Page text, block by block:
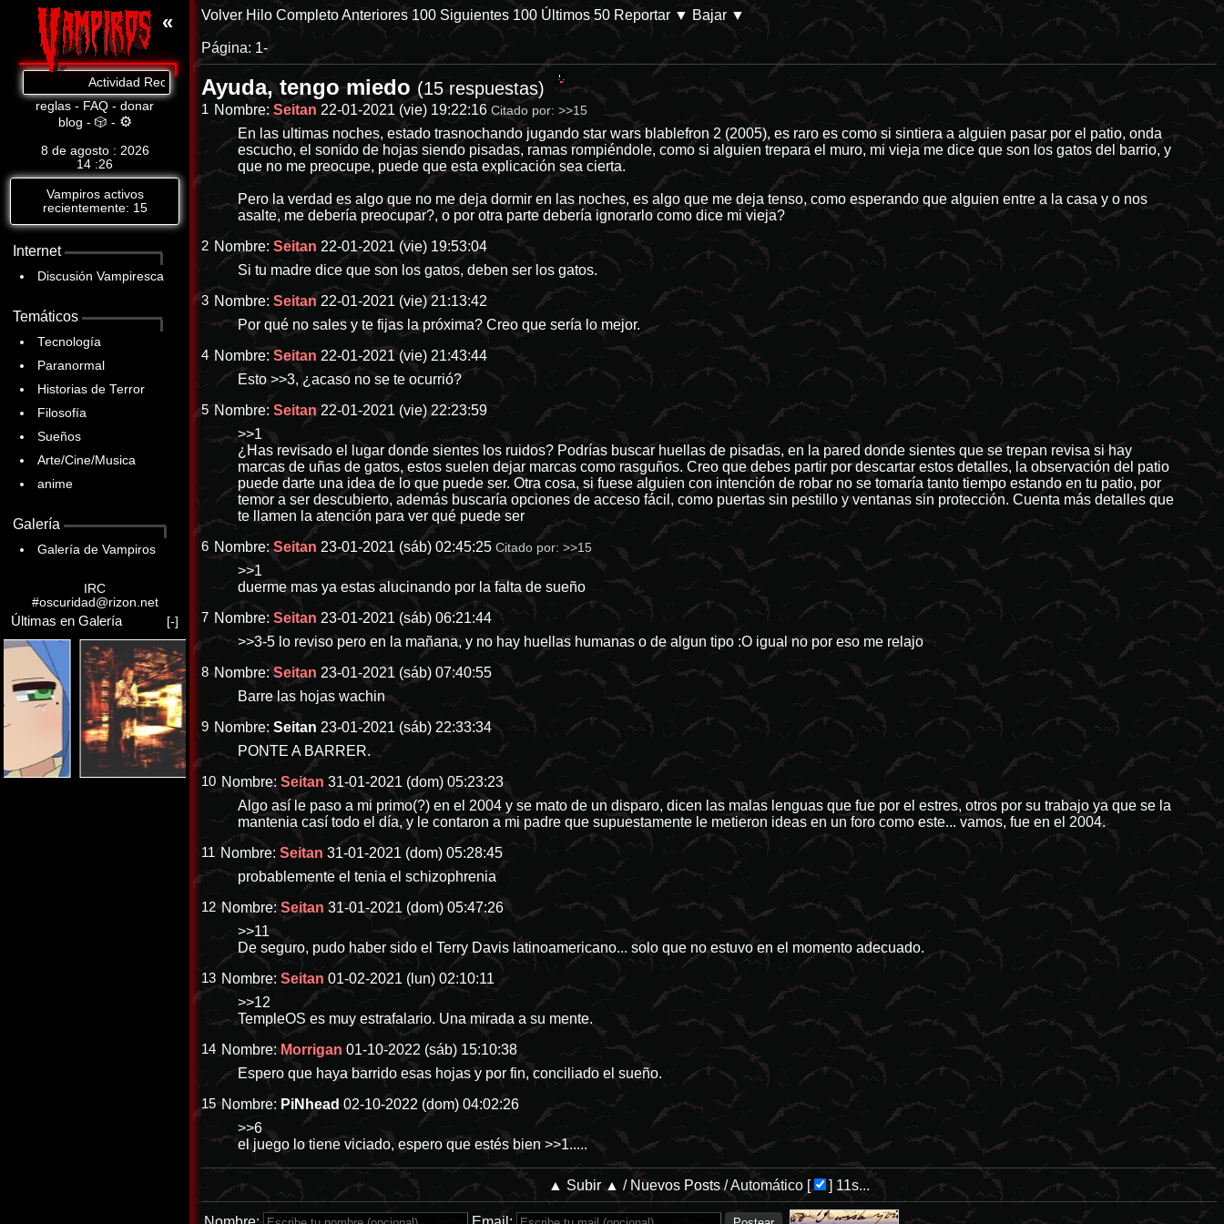
«
Actividad Reciente: Cat.8: https://www.abandomoviez.net/db/p-28144-categoria-8 En Prime Video. Parece que las películas de desastres naturales tienden a ser el idóneo campo de cultivo para
reglas - FAQ - donar
blog - 🎲 - ⚙
8 de agosto : 2026
14 26
Vampiros activos
recientemente: 15
Internet
Discusión Vampiresca
Temáticos
Tecnología
Paranormal
Historias de Terror
Filosofía
Sueños
Arte/Cine/Musica
anime
Galería
Galería de Vampiros
IRC
#oscuridad@rizon.net
Últimas en Galería [-]
Volver Hilo CompletoAnteriores 100 Siguientes 100 Últimos 50 Reportar ▼ Bajar ▼
Página: 1-
Ayuda, tengo miedo (15 respuestas)
1 Nombre:Seitan 22-01-2021 (vie) 19:22:16 Citado por:>>15
En las ultimas noches, estado trasnochando jugando star wars blablefron 2 (2005), es raro es como si sintiera a alguien pasar por el patio, onda
escucho, el sonido de hojas siendo pisadas, ramas rompiéndole, como si alguien trepara el muro, mi vieja me dice que son los gatos del barrio, y
que no me preocupe, puede que esta explicación sea cierta.
Pero la verdad es algo que no me deja dormir en las noches, es algo que me deja tenso, como esperando que alguien entre a la casa y o nos
asalte, me debería preocupar?, o por otra parte debería ignorarlo como dice mi vieja?
2 Nombre:Seitan 22-01-2021 (vie) 19:53:04
Si tu madre dice que son los gatos, deben ser los gatos.
3 Nombre:Seitan 22-01-2021 (vie) 21:13:42
Por qué no sales y te fijas la próxima? Creo que sería lo mejor.
4 Nombre:Seitan 22-01-2021 (vie) 21:43:44
Esto>>3,¿acaso no se te ocurrió?
5 Nombre:Seitan 22-01-2021 (vie) 22:23:59
>>1
¿Has revisado el lugar donde sientes los ruidos? Podrías buscar huellas de pisadas, en la pared donde sientes que se trepan revisa si hay
marcas de uñas de gatos, estos suelen dejar marcas como rasguños. Creo que debes partir por descartar estos detalles, la observación del patio
puede darte una idea de lo que puede ser. Otra cosa, si fuese alguien con intención de robar no se tomaría tanto tiempo estando en tu patio, por
temor a ser descubierto, además buscaría opciones de acceso fácil, como puertas sin pestillo y ventanas sin protección. Cuenta más detalles que
te llamen la atención para ver qué puede ser
6 Nombre:Seitan 23-01-2021 (sáb) 02:45:25 Citado por:>>15
>>1
duerme mas ya estas alucinando por la falta de sueño
7 Nombre:Seitan 23-01-2021 (sáb) 06:21:44
>>3-5 lo reviso pero en la mañana, y no hay huellas humanas o de algun tipo :O igual no por eso me relajo
8 Nombre:Seitan 23-01-2021 (sáb) 07:40:55
Barre las hojas wachin
9 Nombre:Seitan 23-01-2021 (sáb) 22:33:34
PONTE A BARRER.
10 Nombre:Seitan 31-01-2021 (dom) 05:23:23
Algo así le paso a mi primo(?) en el 2004 y se mato de un disparo, dicen las malas lenguas que fue por el estres, otros por su trabajo ya que se la
mantenia casí todo el día, y le contaron a mi padre que supuestamente le metieron ideas en un foro como este... vamos, fue en el 2004.
11 Nombre:Seitan 31-01-2021 (dom) 05:28:45
probablemente el tenia el schizophrenia
12 Nombre:Seitan 31-01-2021 (dom) 05:47:26
>>11
De seguro, pudo haber sido el Terry Davis latinoamericano... solo que no estuvo en el momento adecuado.
13 Nombre:Seitan 01-02-2021 (lun) 02:10:11
>>12
TempleOS es muy estrafalario. Una mirada a su mente.
14 Nombre:Morrigan 01-10-2022 (sáb) 15:10:38
Espero que haya barrido esas hojas y por fin, conciliado el sueño.
15 Nombre: PiNhead 02-10-2022 (dom) 04:02:26
>>6
el juego lo tiene viciado, espero que estés bien>>1.....
▲ Subir ▲ / Nuevos Posts/Automático [ ] 11s...